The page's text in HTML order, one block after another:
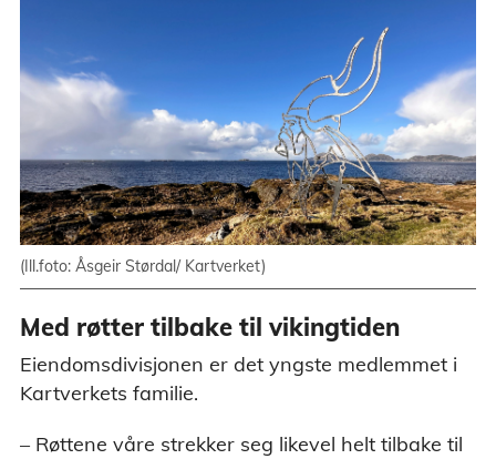
(Ill.foto: Åsgeir Størdal/ Kartverket)
Med røtter tilbake til vikingtiden
Eiendomsdivisjonen er det yngste medlemmet i
Kartverkets familie.
– Røttene våre strekker seg likevel helt tilbake til